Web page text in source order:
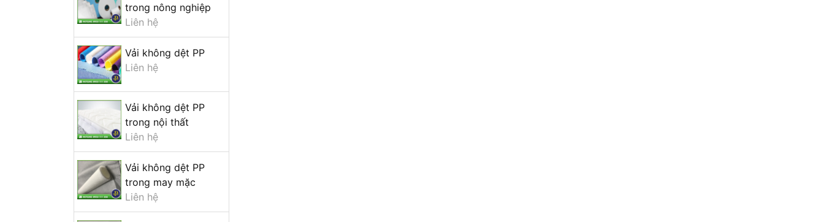
trong nông nghiệp
Liên hệ
Vải không dệt PP
Liên hệ
Vải không dệt PP
trong nội thất
Liên hệ
Vải không dệt PP
trong may mặc
Liên hệ